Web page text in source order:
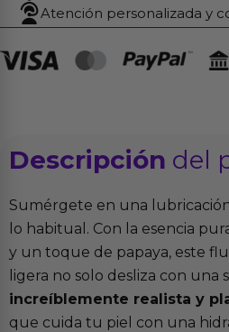
Atención personalizada y
Descripción del
Sumérgete en una
lo habitual. Con la esencia
y un toque de papaya, este
ligera no solo desliza con una
increíblemente realista y
que cuida tu piel con una